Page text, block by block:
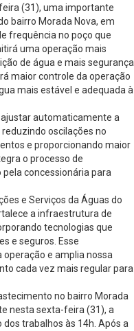
(31), uma importante
bairro Morada Nova, em
frequência no poço que
uma operação mais
de água e mais segurança
maior controle da operação
mais estável e adequada à
automaticamente a
oscilações no
e proporcionando maior
o processo de
concessionária para
e Serviços da Águas do
a infraestrutura de
tecnologias que
e seguros. Esse
e amplia nossa
cada vez mais regular para
no bairro Morada
nesta sexta-feira (31), a
trabalhos às 14h. Após a